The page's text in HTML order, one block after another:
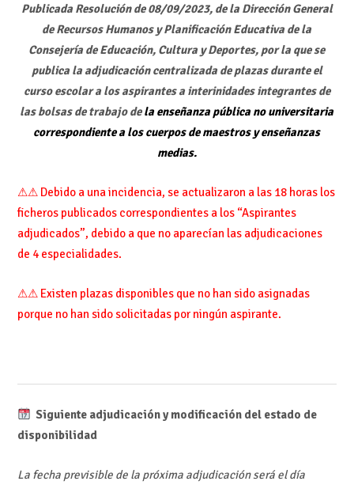
Publicada Resolución de 08/09/2023, de la Dirección General
de Recursos Humanos y Planificación Educativa de la
Consejería de Educación, Cultura y Deportes, por la que se
publica la adjudicación centralizada de plazas durante el
curso escolar a los aspirantes a interinidades integrantes de
las bolsas de trabajo dela enseñanza pública no universitaria
correspondiente a los cuerpos de maestros y enseñanzas
medias.
⚠⚠ Debido a una incidencia, se actualizaron a las 18 horas los
ficheros publicados correspondientes a los “Aspirantes
adjudicados”, debido a que no aparecían las adjudicaciones
de 4 especialidades.
⚠⚠ Existen plazas disponibles que no han sido asignadas
porque no han sido solicitadas por ningún aspirante.
Siguiente adjudicación y modificación del estado de
disponibilidad
La fecha previsible de la próxima adjudicación será el día